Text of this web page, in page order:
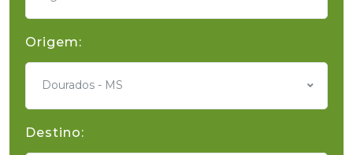
Origem:
Dourados - MS
Destino: